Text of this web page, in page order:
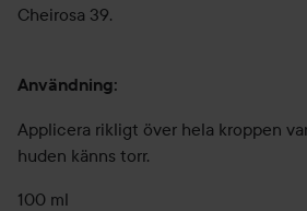
Cheirosa 39.
Användning:
Applicera rikligt över hela kroppen
huden känns torr.
100 ml